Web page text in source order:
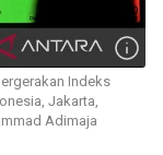
Indeks
Jakarta,
Adimaja